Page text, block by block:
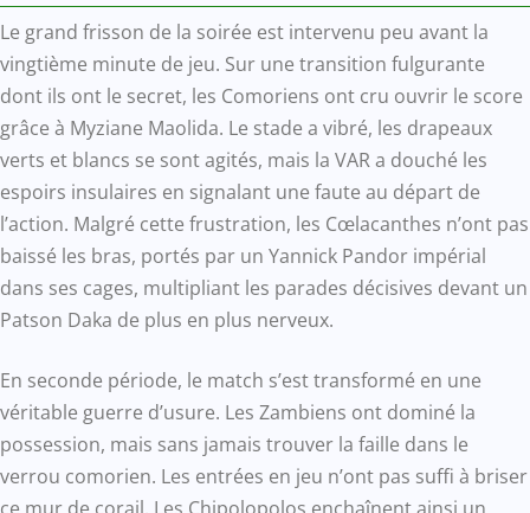
Le grand frisson de la soirée est intervenu peu avant la
vingtième minute de jeu. Sur une transition fulgurante
dont ils ont le secret, les Comoriens ont cru ouvrir le score
grâce à Myziane Maolida. Le stade a vibré, les drapeaux
verts et blancs se sont agités, mais la VAR a douché les
espoirs insulaires en signalant une faute au départ de
l’action. Malgré cette frustration, les Cœlacanthes n’ont pas
baissé les bras, portés par un Yannick Pandor impérial
dans ses cages, multipliant les parades décisives devant un
Patson Daka de plus en plus nerveux.
En seconde période, le match s’est transformé en une
véritable guerre d’usure. Les Zambiens ont dominé la
possession, mais sans jamais trouver la faille dans le
verrou comorien. Les entrées en jeu n’ont pas suffi à briser